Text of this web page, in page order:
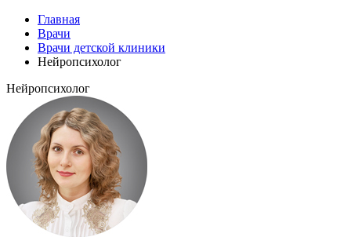
Главная
Врачи
Врачи детской клиники
Нейропсихолог
Нейропсихолог